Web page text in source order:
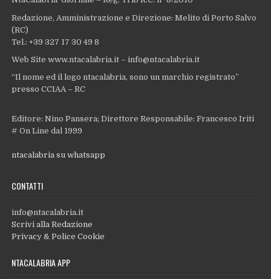
Redazione, Amministrazione e Direzione: Melito di Porto Salvo
(RC)
Tel.: +39 327 17 30 49 8
Web Site www.ntacalabria.it – info@ntacalabria.it
“Il nome ed il logo ntacalabria, sono un marchio registrato”
presso CCIAA – RC
Editore: Nino Pansera; Direttore Responsabile: Francesco Iriti
# On Line dal 1999
ntacalabria su whatsapp
CONTATTI
info@ntacalabria.it
Scrivi alla Redazione
Privacy & Police Cookie
NTACALABRIA APP